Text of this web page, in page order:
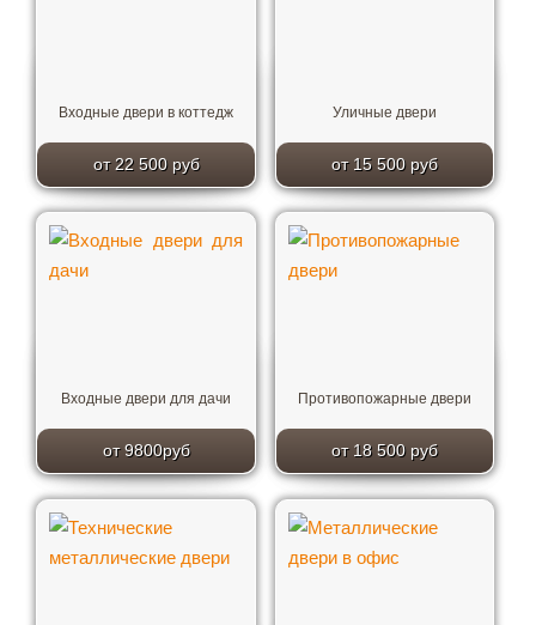
Входные двери в коттедж
от 22 500 руб
Уличные двери
от 15 500 руб
Входные двери для дачи
от 9800руб
Противопожарные двери
от 18 500 руб